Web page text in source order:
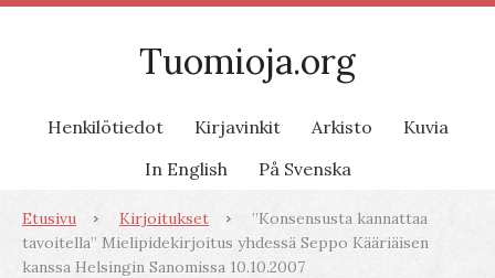
Tuomioja.org
Henkilötiedot Kirjavinkit Arkisto
Kuvia
In English
På Svenska
Etusivu Kirjoitukset
”Konsensusta kannattaa
tavoitella” Mielipidekirjoitus yhdessä Seppo Kääriäisen
kanssa Helsingin Sanomissa 10.10.2007